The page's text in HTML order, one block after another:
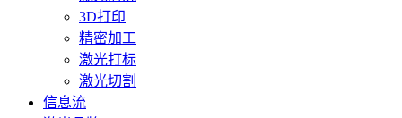
3D打印
精密加工
激光打标
激光切割
信息流